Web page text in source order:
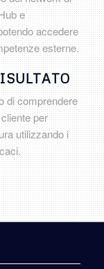
e
accedere
esterne.
di comprendere
per
utilizzando i